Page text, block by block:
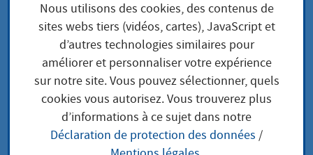
Vormundschaft
Leistungsbeschreibung
Für ein minderjähriges Kind wird durch das Gericht
Nous utilisons des cookies, des contenus de
sites webs tiers (vidéos, cartes), JavaScript et
d’autres technologies similaires pour
améliorer et personnaliser votre expérience
sur notre site. Vous pouvez sélectionner, quels
cookies vous autorisez. Vous trouverez plus
d’informations à ce sujet dans notre
Déclaration de protection des données /